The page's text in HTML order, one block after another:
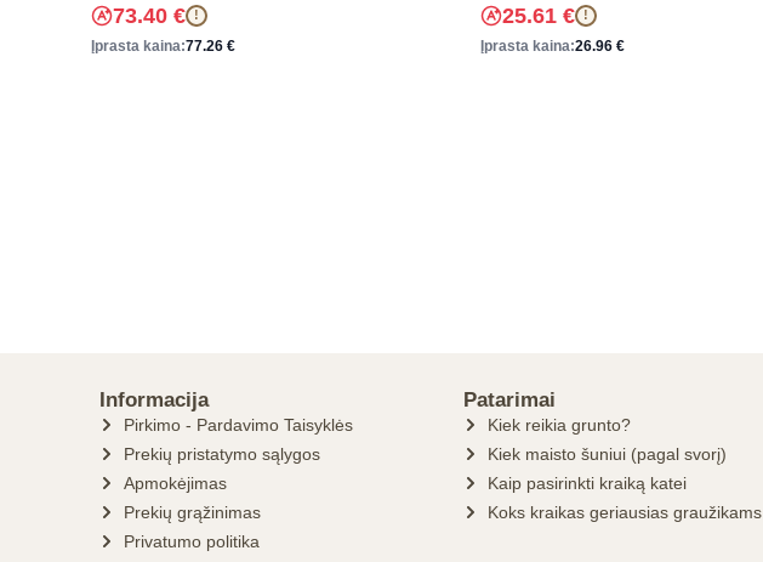
73.40 € !
Įprasta kaina:77.26 €
25.61 € !
Įprasta kaina:26.96 €
Informacija
Pirkimo - Pardavimo Taisyklės
Prekių pristatymo sąlygos
Apmokėjimas
Prekių grąžinimas
Privatumo politika
Patarimai
Kiek reikia grunto?
Kiek maisto šuniui (pagal svorį)
Kaip pasirinkti kraiką katei
Koks kraikas geriausias graužikams